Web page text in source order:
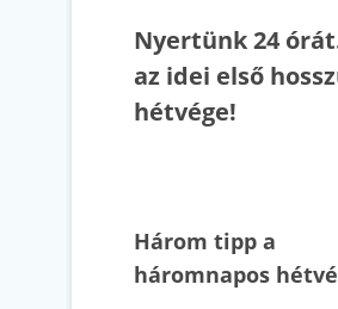
Nyertünk 24
az idei első
hétvége!
Három tipp a
háromnapos